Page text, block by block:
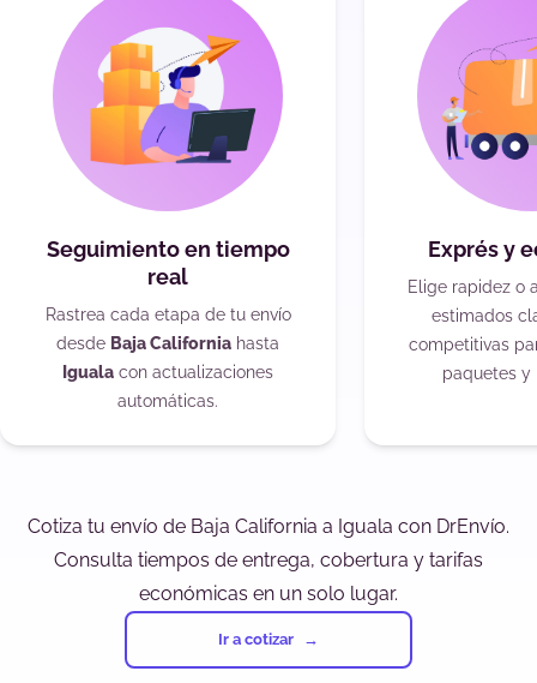
Seguimiento en tiempo
real
Rastrea cada etapa de tu envío
desde Baja California hasta
Iguala con actualizaciones
automáticas.
Exprés y
Elige rapidez o
estimados
competitivas
paquetes y
Cotiza tu envío de Baja California a Iguala con DrEnvío.
Consulta tiempos de entrega, cobertura y tarifas
económicas en un solo lugar.
Ir a cotizar